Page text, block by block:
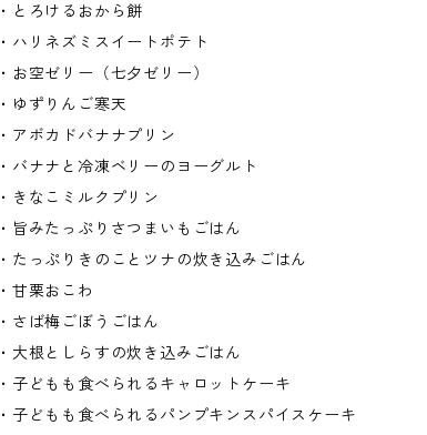
・とろけるおから餅
・ハリネズミスイートポテト
・お空ゼリー（七夕ゼリー）
・ゆずりんご寒天
・アボカドバナナプリン
・バナナと冷凍ベリーのヨーグルト
・きなこミルクプリン
・旨みたっぷりさつまいもごはん
・たっぷりきのことツナの炊き込みごはん
・甘栗おこわ
・さば梅ごぼうごはん
・大根としらすの炊き込みごはん
・子どもも食べられるキャロットケーキ
・子どもも食べられるパンプキンスパイスケーキ